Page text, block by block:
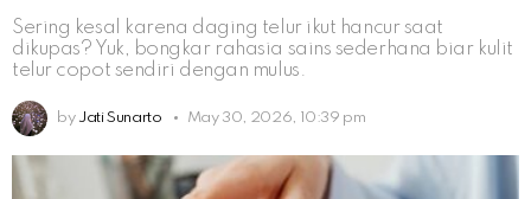
Sering kesal karena daging telur ikut hancur saat
dikupas? Yuk, bongkar rahasia sains sederhana biar kulit
telur copot sendiri dengan mulus.
by Jati Sunarto May 30, 2026, 10:39 pm